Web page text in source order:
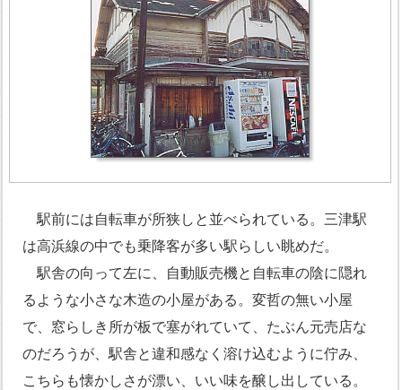
駅前には自転車が所狭しと並べられている。三津駅
は高浜線の中でも乗降客が多い駅らしい眺めだ。
駅舎の向って左に、自動販売機と自転車の陰に隠れ
るような小さな木造の小屋がある。変哲の無い小屋
で、窓らしき所が板で塞がれていて、たぶん元売店な
のだろうが、駅舎と違和感なく溶け込むように佇み、
こちらも懐かしさが漂い、いい味を醸し出している。